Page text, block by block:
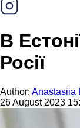
В
Росії
Author: Anastasiia
26 August 2023